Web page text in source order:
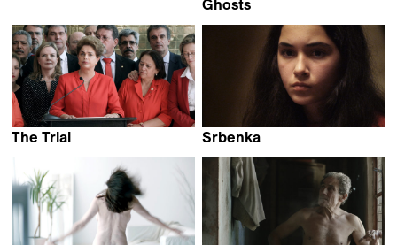
Ghosts
The Trial
Srbenka